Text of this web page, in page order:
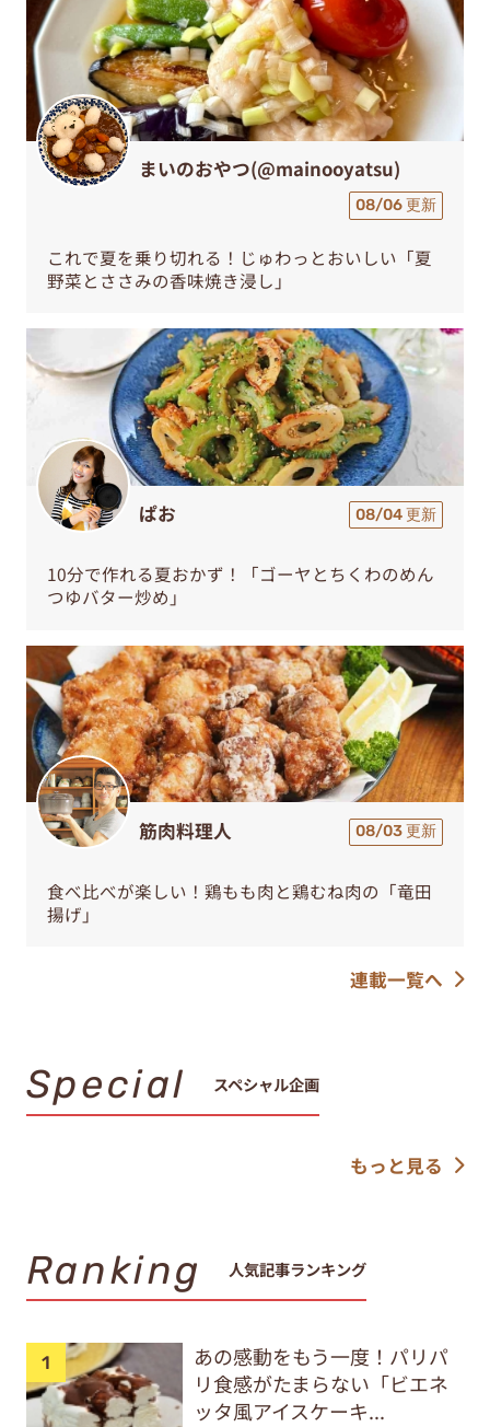
まいのおやつ(@mainooyatsu)
08/06 更新
これで夏を乗り切れる！じゅわっとおいしい「夏
野菜とささみの香味焼き浸し」
ぱお 08/04 更新
10分で作れる夏おかず！「ゴーヤとちくわのめん
つゆバター炒め」
筋肉料理人 08/03 更新
食べ比べが楽しい！鶏もも肉と鶏むね肉の「竜田
揚げ」
連載一覧へ
Special スペシャル企画
もっと見る
Ranking 人気記事ランキング
あの感動をもう一度！パリパ
リ食感がたまらない「ビエネ
ッタ風アイスケーキ...